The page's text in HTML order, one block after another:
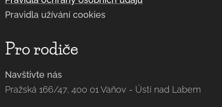
Pravidla užívání cookies
Pro rodiče
Navštivte nás
Pražská 166/47, 400 01 Vaňov - Ústí nad Labem